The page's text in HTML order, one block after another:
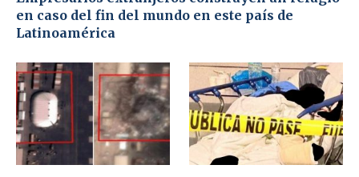
en caso del fin del mundo en este país de
Latinoamérica